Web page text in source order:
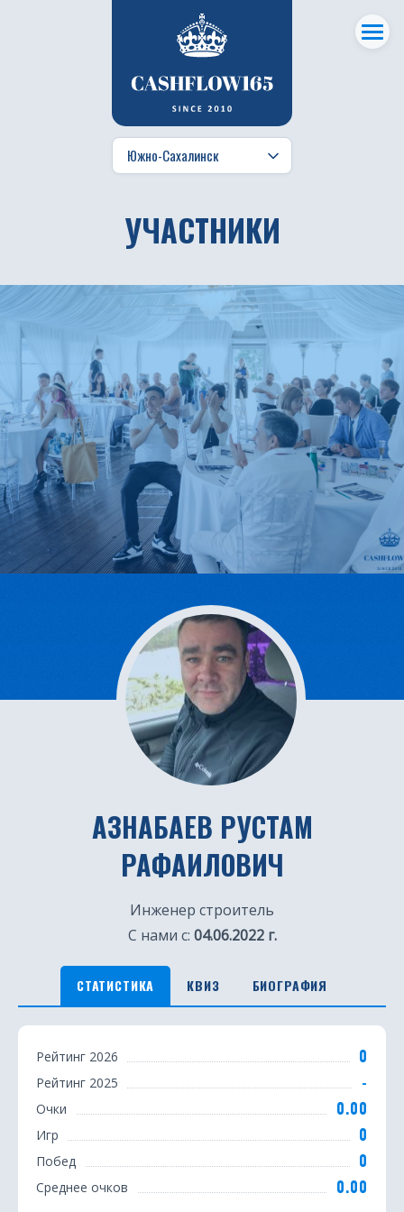
УЧАСТНИКИ
АЗНАБАЕВ РУСТАМ
РАФАИЛОВИЧ
Инженер строитель
С нами с: 04.06.2022 г.
СТАТИСТИКА КВИЗ БИОГРАФИЯ
С
Рейтинг 2026 0
Рейтинг 2025 -
Очки 0.00
Игр 0
Побед 0
Среднее очков 0.00